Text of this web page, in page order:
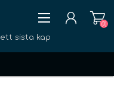
sista kap
(0)